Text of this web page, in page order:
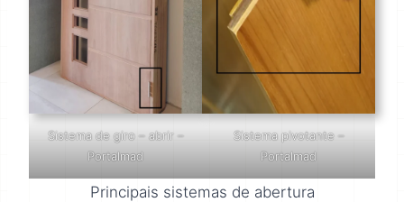
Sistema de giro – abrir –
Portalmad
Sistema pivotante –
Portalmad
Principais sistemas de abertura